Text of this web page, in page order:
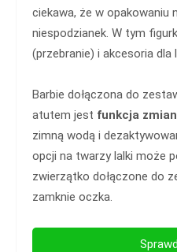
ciekawa, że w opakowaniu
niespodzianek. W tym
(przebranie) i akcesoria dla
Barbie dołączona do
atutem jest funkcja
zimną wodą i
opcji na twarzy lalki może
zwierzątko dołączone do
zamknie oczka.